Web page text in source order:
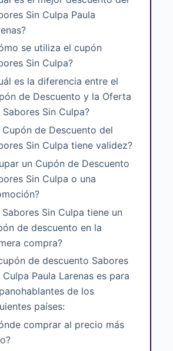
Sin Culpa Paula
se utiliza el cupón
Sin Culpa?
es la diferencia entre el
de Descuento y la Oferta
Sabores Sin Culpa?
Cupón de Descuento del
Sin Culpa tiene validez?
un Cupón de Descuento
Sin Culpa o una
Sabores Sin Culpa tiene un
de descuento en la
compra?
de descuento Sabores
Culpa Paula Larenas es para
de los
países:
comprar al precio más